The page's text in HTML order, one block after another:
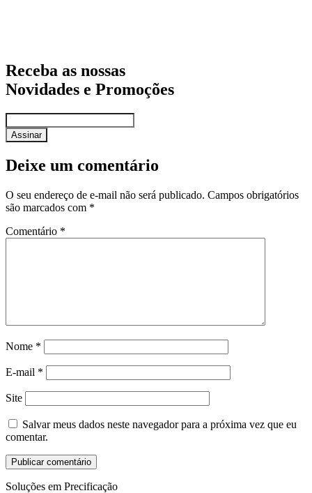
Receba as nossas
Novidades e Promoções
Assinar
Deixe um comentário
O seu endereço de e-mail não será publicado. Campos obrigatórios
são marcados com *
Comentário *
Nome *
E-mail *
Site
Salvar meus dados neste navegador para a próxima vez que eu
comentar.
Soluções em Precificação